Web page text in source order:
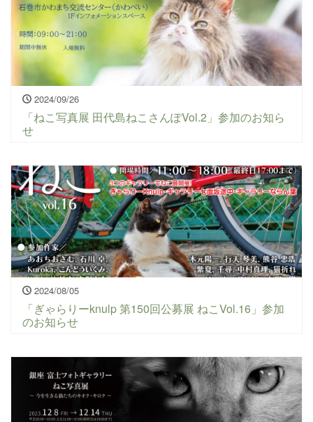
2024/09/26
「ねこ写真展 田代島ねこさんぽVol.2」参加のお知ら
せ
2024/08/05
「ぎゃらりーknulp 第150回公募展 ねこVol.16」参加
のお知らせ